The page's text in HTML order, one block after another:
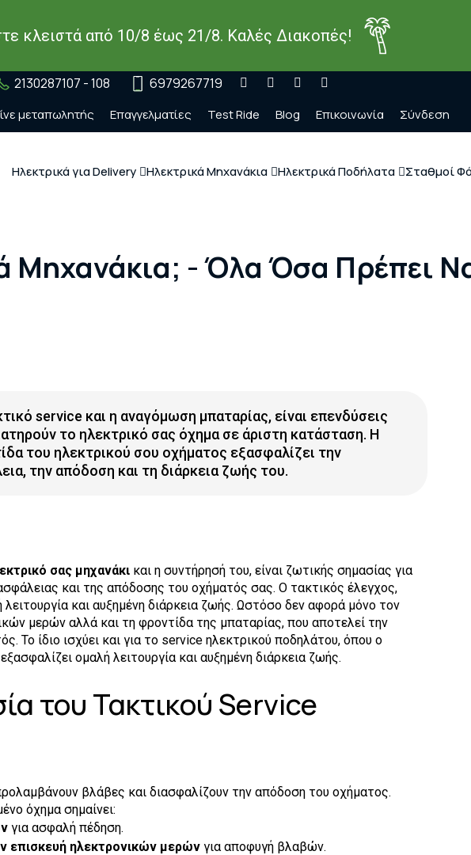
κλειστά από 10/8 έως 21/8. Καλές Διακοπές!
2130287107 - 108 6979267719
μεταπωλητής Επαγγελματίες Test Ride Blog Επικοινωνία Σύνδεση
Ηλεκτρικά για Delivery Ηλεκτρικά Μηχανάκια Ηλεκτρικά Ποδήλατα Σταθμοί
Μηχανάκια; - Όλα Όσα Πρέπει
service και η αναγόμωση μπαταρίας, είναι επενδύσεις
το ηλεκτρικό σας όχημα σε άριστη κατάσταση. Η
του ηλεκτρικού σου οχήματος εξασφαλίζει την
την απόδοση και τη διάρκεια ζωής του.
σας μηχανάκικαι η συντήρησή του, είναι ζωτικής σημασίας για
και της απόδοσης του οχήματός σας. Ο τακτικός έλεγχος,
λειτουργία και αυξημένη διάρκεια ζωής. Ωστόσο δεν αφορά μόνο τον
μερών αλλά και τη φροντίδα της μπαταρίας, που αποτελεί την
Το ίδιο ισχύει και για το service ηλεκτρικού ποδηλάτου, όπου ο
ομαλή λειτουργία και αυξημένη διάρκεια ζωής.
του Τακτικού Service
βλάβες και διασφαλίζουν την απόδοση του οχήματος.
όχημα σημαίνει:
για ασφαλή πέδηση.
επισκευή ηλεκτρονικών μερώνγια αποφυγή βλαβών.